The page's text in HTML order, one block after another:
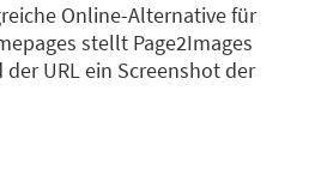
Online-Alternative für
stellt Page2Images
URL ein Screenshot der